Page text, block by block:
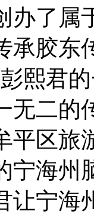
办了属
承胶东
熙君
无二的
平区旅
宁海州
让宁海